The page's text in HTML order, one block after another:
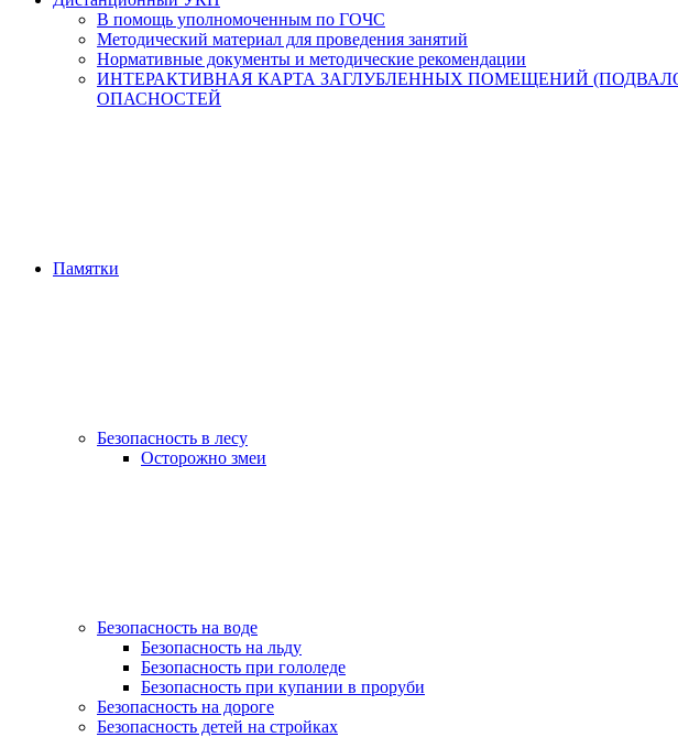
В помощь уполномоченным по ГОЧС
Методический материал для проведения занятий
Нормативные документы и методические рекомендации
ИНТЕРАКТИВНАЯ КАРТА ЗАГЛУБЛЕННЫХ ПОМЕЩЕНИЙ
ОПАСНОСТЕЙ
Памятки
Безопасность в лесу
Осторожно змеи
Безопасность на воде
Безопасность на льду
Безопасность при гололеде
Безопасность при купании в проруби
Безопасность на дороге
Безопасность детей на стройках